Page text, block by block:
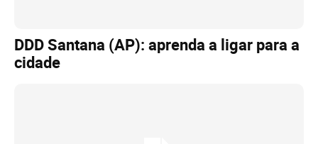
DDD Santana (AP): aprenda a ligar para a
cidade